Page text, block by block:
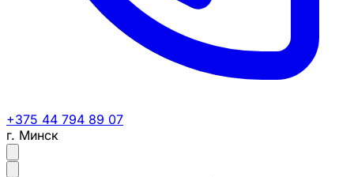
+375 44 794 89 07
г. Минск